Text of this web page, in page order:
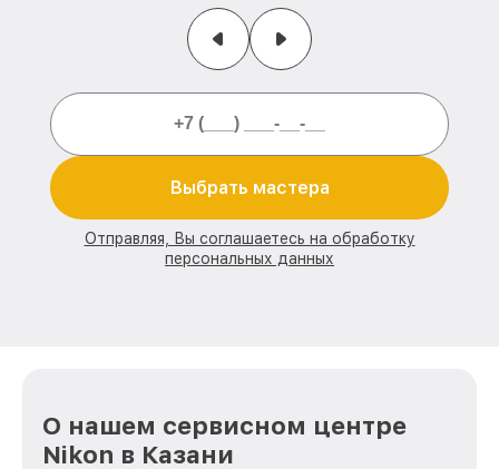
Выбрать мастера
Отправляя, Вы соглашаетесь на обработку
персональных данных
О нашем сервисном центре
Nikon в Казани